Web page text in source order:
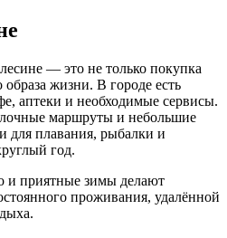
— это не только покупка
жизни. В городе есть
аптеки и необходимые сервисы.
маршруты и небольшие
для плавания, рыбалки и
год.
и приятные зимы делают
проживания, удалённой